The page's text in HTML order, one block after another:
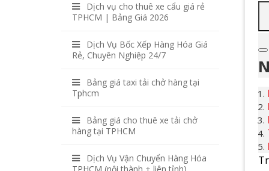
Dịch vụ cho thuê xe cẩu giá rẻ
TPHCM | Bảng Giá 2026
Dịch Vụ Bốc Xếp Hàng Hóa Giá
Rẻ, Chuyên Nghiệp 24/7
Bảng giá taxi tải chở hàng tại
Tphcm
Bảng giá cho thuê xe tải chở
hàng tại TPHCM
Dịch Vụ Vận Chuyển Hàng Hóa